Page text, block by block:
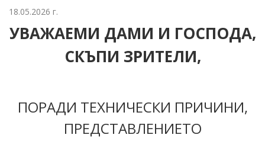
18.05.2026 г.
УВАЖАЕМИ ДАМИ И ГОСПОДА,
СКЪПИ ЗРИТЕЛИ,
ПОРАДИ ТЕХНИЧЕСКИ ПРИЧИНИ,
ПРЕДСТАВЛЕНИЕТО